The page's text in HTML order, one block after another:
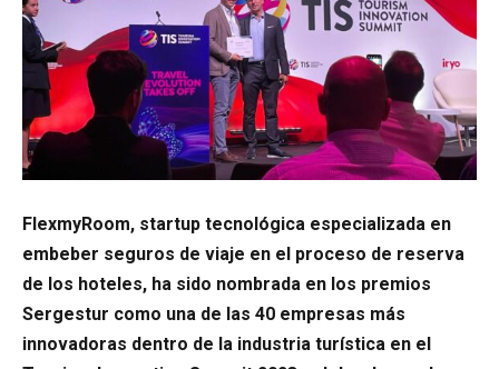
FlexmyRoom, startup tecnológica especializada en
embeber seguros de viaje en el proceso de reserva
de los hoteles, ha sido nombrada en los premios
Sergestur como una de las 40 empresas más
innovadoras dentro de la industria turística en el